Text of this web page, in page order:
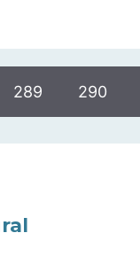
289 290